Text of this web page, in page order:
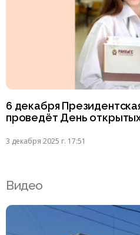
6 декабря
проведёт День
3 декабря 2025 г. 17:51
Видео